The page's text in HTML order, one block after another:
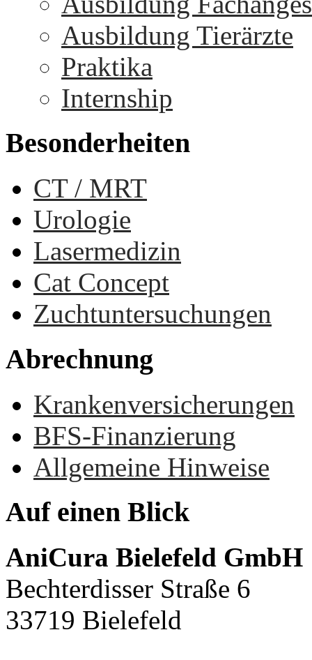
Ausbildung Tierärzte
Praktika
Internship
Besonderheiten
CT / MRT
Urologie
Lasermedizin
Cat Concept
Zuchtuntersuchungen
Abrechnung
Krankenversicherungen
BFS-Finanzierung
Allgemeine Hinweise
Auf einen Blick
AniCura Bielefeld GmbH
Bechterdisser Straße 6
33719 Bielefeld